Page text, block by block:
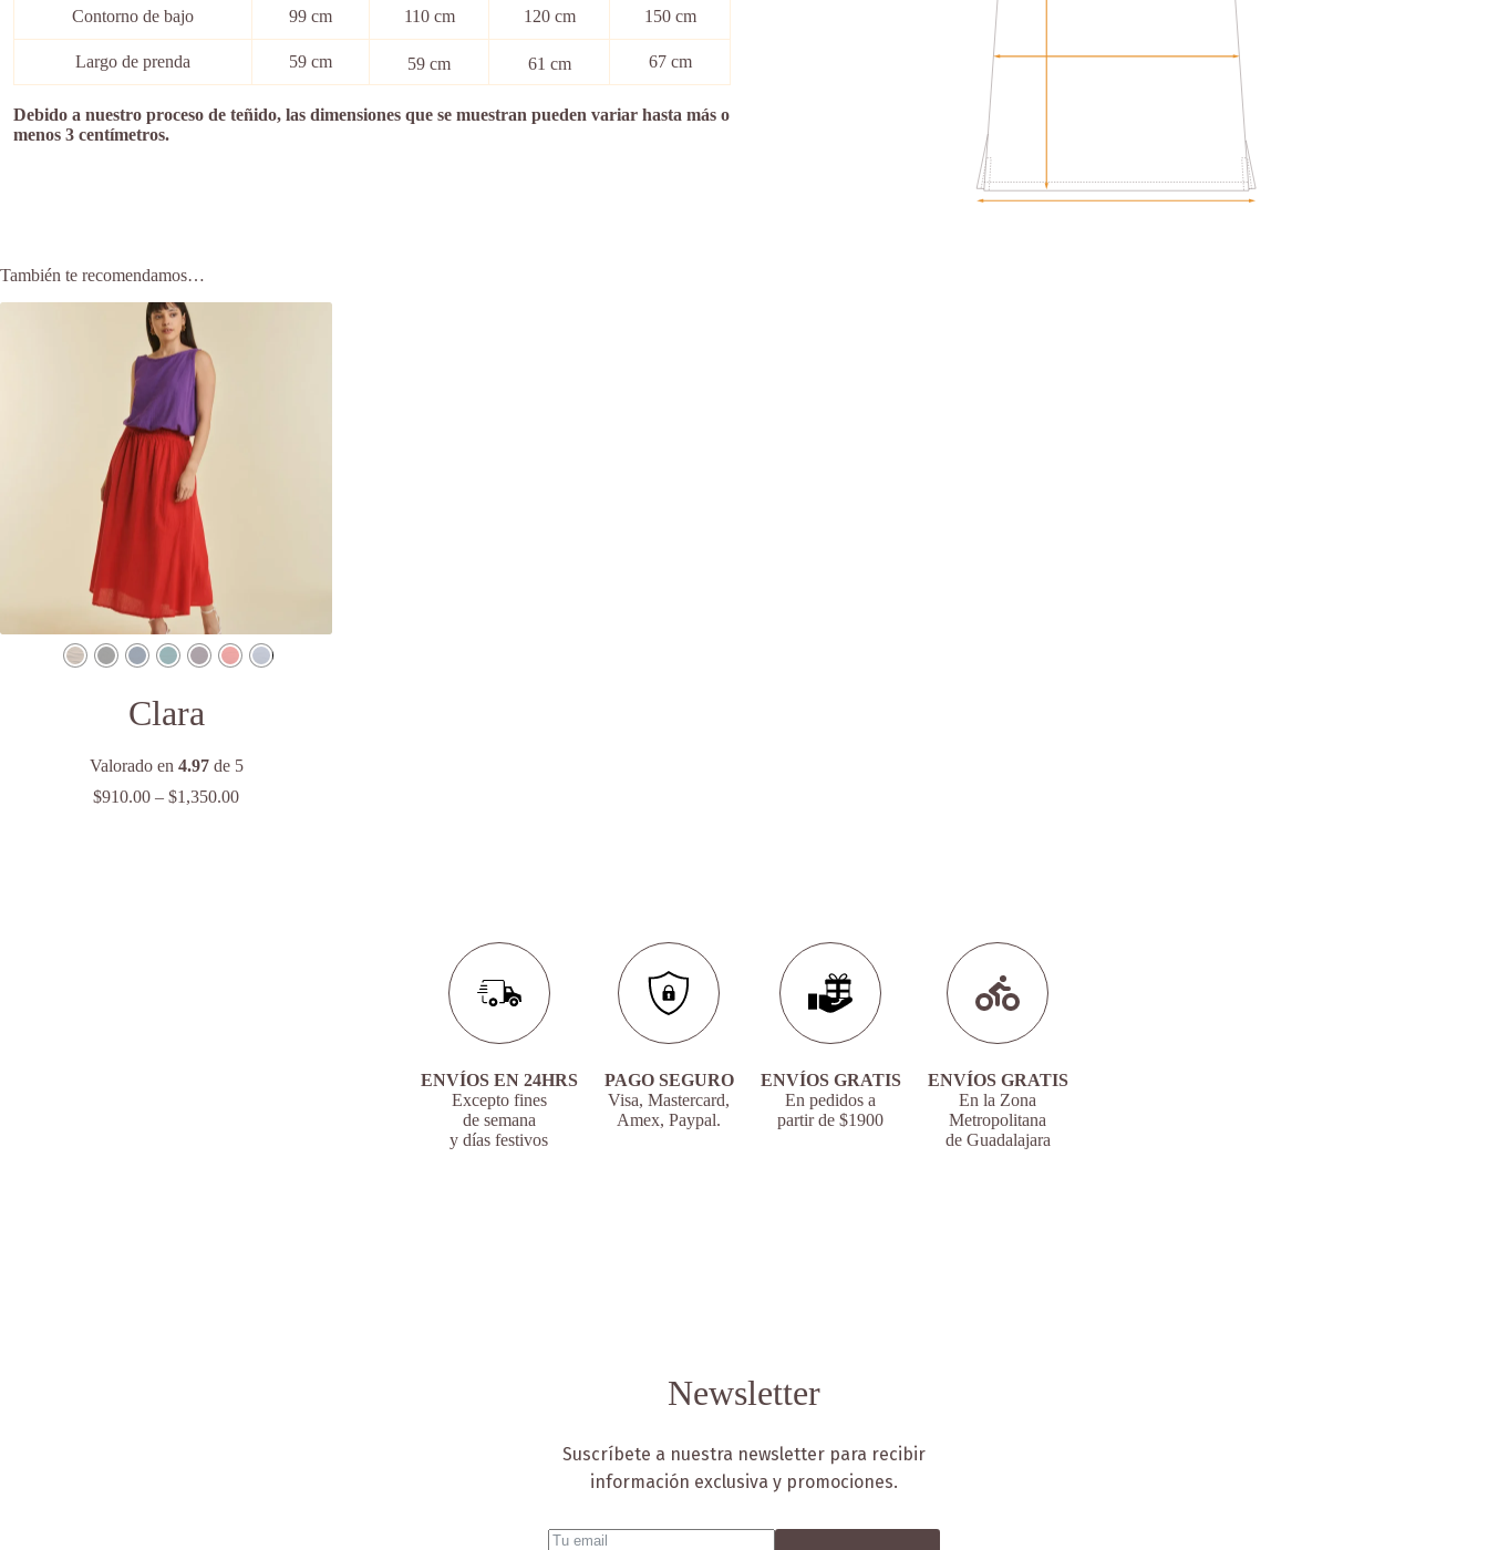
Contorno de bajo 99 cm 110 cm 120 cm 150 cm
Largo de prenda 59 cm 59 cm 61 cm 67 cm
Debido a nuestro proceso de teñido, las dimensiones que se muestran pueden variar hasta más o
menos 3 centímetros.
También te recomendamos…
Clara
Valorado en 4.97de 5
$910.00 – $1,350.00Price
ENVÍOS EN 24HRS
Excepto fines
de semana
y días festivos
PAGO SEGURO
Visa, Mastercard,
Amex, Paypal.
ENVÍOS GRATIS
En pedidos a
partir de $1900
ENVÍOS GRATIS
En la Zona
Metropolitana
de Guadalajara
Newsletter
Suscríbete a nuestra newsletter para recibir
información exclusiva y promociones.